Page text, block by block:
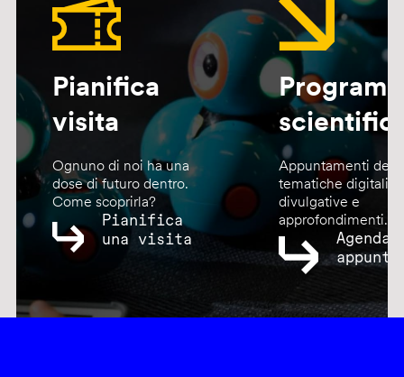
Pianifica
visita
Ognuno di noi ha una
dose di futuro dentro.
Come scoprirla?
Pianifica
una visita
Appuntamenti
tematiche digitali,
divulgative e
approfondimenti.
Agenda